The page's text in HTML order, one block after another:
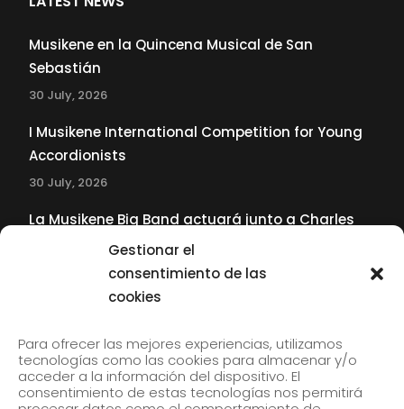
Gestionar el
consentimiento de las
cookies
Para ofrecer las mejores experiencias, utilizamos
tecnologías como las cookies para almacenar y/o
acceder a la información del dispositivo. El
consentimiento de estas tecnologías nos permitirá
Musikene en la Quincena Musical de San
Sebastián
30 July, 2026
I Musikene International Competition for Young
Accordionists
30 July, 2026
La Musikene Big Band actuará junto a Charles
Tolliver en el 61 Jazzaldia
Subscribe to our newsletter to receive our news by